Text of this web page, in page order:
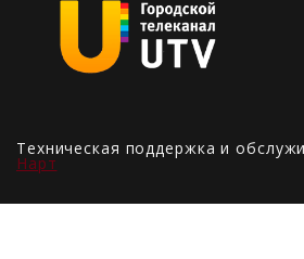
Техническая поддержка и
Нарт